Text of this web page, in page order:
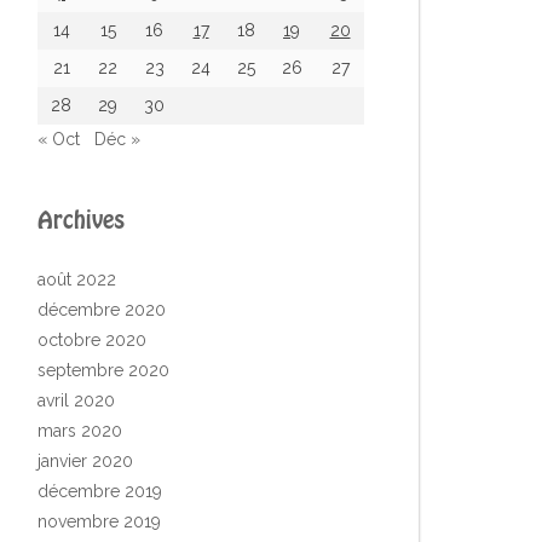
14
15 16 17 18 19
20
21
22 23 24 25 26
27
28
29
30
« Oct
Déc »
Archives
août 2022
décembre 2020
octobre 2020
septembre 2020
avril 2020
mars 2020
janvier 2020
décembre 2019
novembre 2019